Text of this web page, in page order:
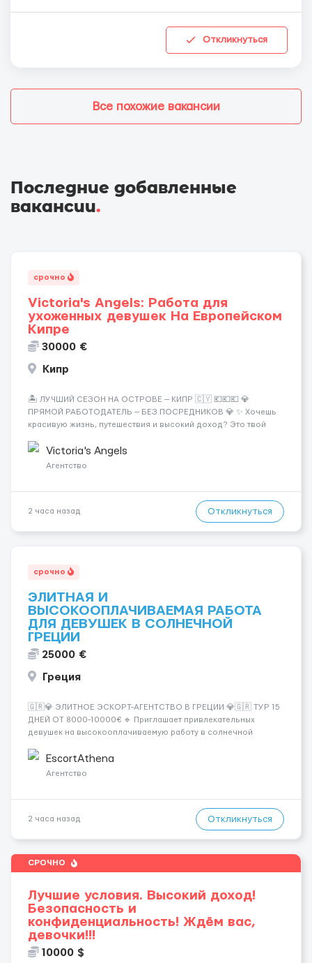
Откликнуться
Все похожие вакансии
Последние добавленные
вакансии.
срочно
Victoria's Angels: Работа для
ухоженных девушек На Европейском
Кипре
30000 €
Кипр
🏝️ ЛУЧШИЙ СЕЗОН НА ОСТРОВЕ — КИПР 🇨🇾 💶💶💶 💎
ПРЯМОЙ РАБОТОДАТЕЛЬ — БЕЗ ПОСРЕДНИКОВ 💎 ✨ Хочешь
красивую жизнь, путешествия и высокий доход? Это твой
Опытная команда с годами практики — Стабильный поток
клиентов (без ...
Victoria's Angels
Агентство
2 часа назад Откликнуться
срочно
ЭЛИТНАЯ И
ВЫСОКООПЛАЧИВАЕМАЯ РАБОТА
ДЛЯ ДЕВУШЕК В СОЛНЕЧНОЙ
ГРЕЦИИ
25000 €
Греция
🇬🇷💎 ЭЛИТНОЕ ЭСКОРТ-АГЕНТСТВО В ГРЕЦИИ 💎🇬🇷 ТУР 15
ДНЕЙ ОТ 8000-10000€ 🔹 Приглашает привлекательных
девушек на высокооплачиваемую работу в солнечной
хорошие деньги 💶 — это предложение для тебя! 🔹
Требования: ✔️ Возраст от ...
EscortAthena
Агентство
2 часа назад Откликнуться
СРОЧНО
Лучшие условия. Высокий доход!
Безопасность и
конфиденциальность! Ждём вас,
девочки!!!
10000 $